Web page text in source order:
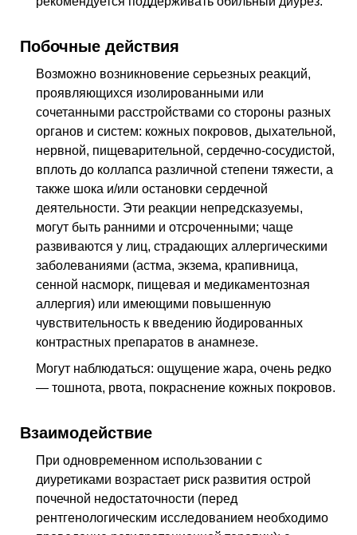
Побочные действия
Возможно возникновение серьезных реакций,
проявляющихся изолированными или
сочетанными расстройствами со стороны разных
органов и систем: кожных покровов, дыхательной,
нервной, пищеварительной, сердечно-сосудистой,
вплоть до коллапса различной степени тяжести, а
также шока и/или остановки сердечной
деятельности. Эти реакции непредсказуемы,
могут быть ранними и отсроченными; чаще
развиваются у лиц, страдающих аллергическими
заболеваниями (астма, экзема, крапивница,
сенной насморк, пищевая и медикаментозная
аллергия) или имеющими повышенную
чувствительность к введению йодированных
контрастных препаратов в анамнезе.
Могут наблюдаться: ощущение жара, очень редко
— тошнота, рвота, покраснение кожных покровов.
Взаимодействие
При одновременном использовании с
диуретиками возрастает риск развития острой
почечной недостаточности (перед
рентгенологическим исследованием необходимо